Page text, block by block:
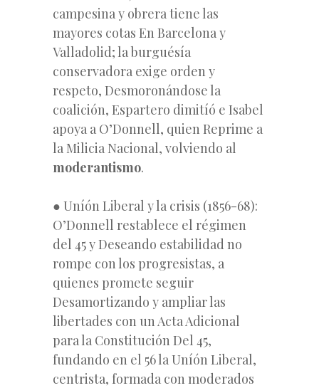
campesina y obrera tiene las
mayores cotas En Barcelona y
Valladolid; la burguésía
conservadora exige orden y
respeto, Desmoronándose la
coalición, Espartero dimitíó e Isabel
apoya a O’Donnell, quien Reprime a
la Milicia Nacional, volviendo al
moderantismo.
● Uníón Liberal y la crisis (1856-68):
O’Donnell restablece el régimen
del 45 y Deseando estabilidad no
rompe con los progresistas, a
quienes promete seguir
Desamortizando y ampliar las
libertades con un Acta Adicional
para la Constitución Del 45,
fundando en el 56 la Uníón Liberal,
centrista, formada con moderados